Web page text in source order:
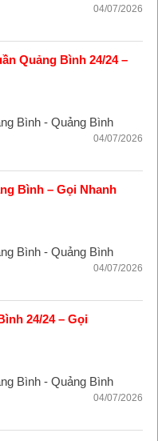
04/07/2026
Quảng Bình 24/24 –
Bình - Quảng Bình
04/07/2026
Bình – Gọi Nhanh
Bình - Quảng Bình
04/07/2026
24/24 – Gọi
Bình - Quảng Bình
04/07/2026